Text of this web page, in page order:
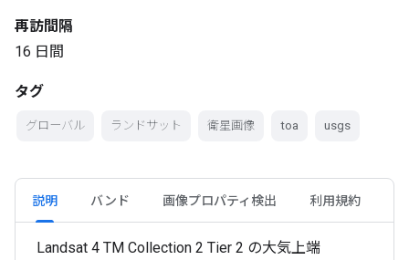
再訪間隔
16 日間
タグ
グローバル ランドサット 衛星画像 toa usgs
説明 バンド 画像プロパティ検出 利用規約
Landsat 4 TM Collection 2 Tier 2 の大気上端